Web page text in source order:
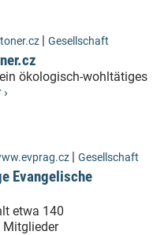
| Gesellschaft
ökologisch-wohltätiges
| Gesellschaft
Evangelische
etwa 140
Mitglieder